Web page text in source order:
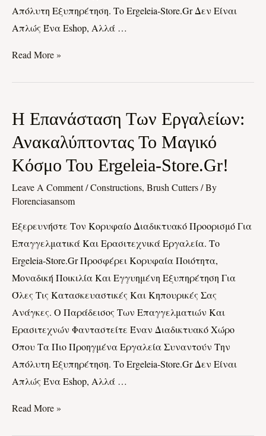
Απόλυτη Εξυπηρέτηση. Το Ergeleia-Store.gr Δεν Είναι
Απλώς Ένα Eshop, Αλλά …
Read More »
Η Επανάσταση Των Εργαλείων:
Ανακαλύπτοντας Το Μαγικό
Κόσμο Του Ergeleia-Store.gr!
Leave A Comment/Constructions, Brush Cutters/ By
Florenciasansom
Εξερευνήστε Τον Κορυφαίο Διαδικτυακό Προορισμό Για
Επαγγελματικά Και Ερασιτεχνικά Εργαλεία. Το
Ergeleia-Store.gr Προσφέρει Κορυφαία Ποιότητα,
Μοναδική Ποικιλία Και Εγγυημένη Εξυπηρέτηση Για
Όλες Τις Κατασκευαστικές Και Κηπουρικές Σας
Ανάγκες. Ο Παράδεισος Των Επαγγελματιών Και
Ερασιτεχνών Φανταστείτε Έναν Διαδικτυακό Χώρο
Όπου Τα Πιο Προηγμένα Εργαλεία Συναντούν Την
Απόλυτη Εξυπηρέτηση. Το Ergeleia-Store.gr Δεν Είναι
Απλώς Ένα Eshop, Αλλά …
Η
Των
Εργαλείων:
Ανακαλύπτοντας
Το
Κόσμο
Ergeleia-
Read More »